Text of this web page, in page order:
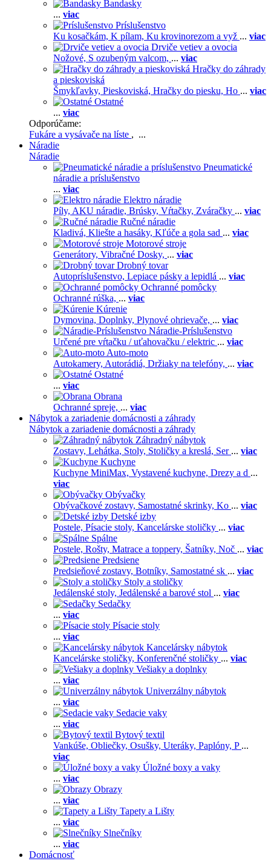
Bandasky
... viac
Príslušenstvo
Ku kosačkám, K pílam, Ku krovinorezom a vyž ... viac
Drviče vetiev a ovocia
Nožové, S ozubeným valcom, ... viac
Hračky do záhrady
a pieskoviská
Šmykľavky, Pieskoviská, Hračky do piesku, Ho ... viac
Ostatné
... viac
Odporúčame:
Fukáre a vysávače na líste , ...
Náradie
Náradie
Pneumatické
náradie a príslušenstvo
... viac
Elektro náradie
Píly, AKU náradie, Brúsky, Vŕtačky, Zváračky ... viac
Ručné náradie
Kladivá, Kliešte a hasáky, Kľúče a gola sad ... viac
Motorové stroje
Generátory, Vibračné Dosky, ... viac
Drobný tovar
Autopríslušenstvo, Lepiace pásky a lepidlá ... viac
Ochranné pomôcky
Ochranné rúška, ... viac
Kúrenie
Dymovina, Doplnky, Plynové ohrievače, ... viac
Náradie-Príslušenstvo
Určené pre vŕtačku / uťahovačku / elektric ... viac
Auto-moto
Autokamery, Autorádiá, Držiaky na telefóny, ... viac
Ostatné
... viac
Obrana
Ochranné spreje, ... viac
Nábytok a zariadenie domácnosti a záhrady
Nábytok a zariadenie domácnosti a záhrady
Záhradný nábytok
Zostavy, Lehátka, Stoly, Stoličky a kreslá, Ser ... viac
Kuchyne
Kuchyne MiniMax, Vystavené kuchyne, Drezy a d ...
viac
Obývačky
Obývačkové zostavy, Samostatné skrinky, Ko ... viac
Detské izby
Postele, Písacie stoly, Kancelárske stoličky ... viac
Spálne
Postele, Rošty, Matrace a toppery, Šatníky, Noč ... viac
Predsiene
Predsieňové zostavy, Botníky, Samostatné sk ... viac
Stoly a stoličky
Jedálenské stoly, Jedálenské a barové stol ... viac
Sedačky
... viac
Písacie stoly
... viac
Kancelársky nábytok
Kancelárske stoličky, Konferenčné stoličky ... viac
Vešiaky a doplnky
... viac
Univerzálny nábytok
... viac
Sedacie vaky
... viac
Bytový textil
Vankúše, Obliečky, Osušky, Uteráky, Paplóny, P ...
viac
Úložné boxy a vaky
... viac
Obrazy
... viac
Tapety a Lišty
... viac
Slnečníky
... viac
Domácnosť